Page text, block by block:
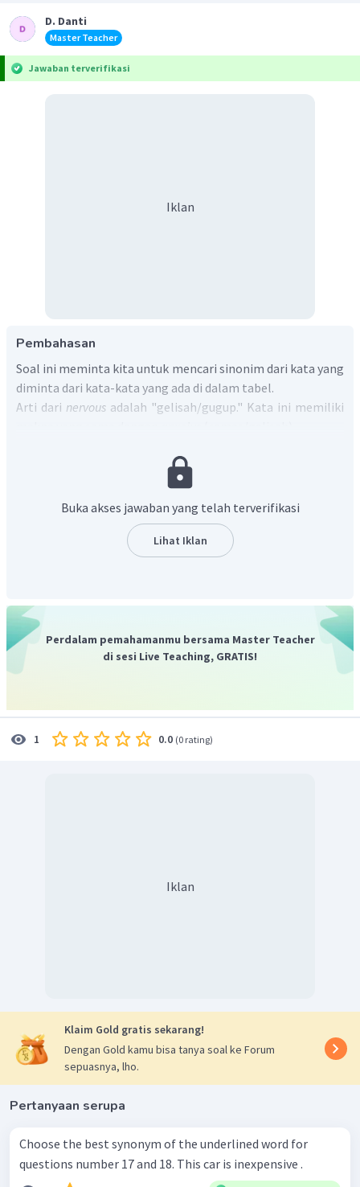
D. Danti
Master Teacher
Jawaban terverifikasi
Iklan
Pembahasan
Soal ini meminta kita untuk mencari sinonim dari kata yang
diminta dari kata-kata yang ada di dalam tabel.
Arti dari nervous adalah "gelisah/gugup." Kata ini memiliki
Buka akses jawaban yang telah terverifikasi
Lihat Iklan
Perdalam pemahamanmu bersama Master Teacher
di sesi Live Teaching, GRATIS!
1 0.0 (0 rating)
Iklan
Klaim Gold gratis sekarang!
Dengan Gold kamu bisa tanya soal ke Forum
sepuasnya, lho.
Pertanyaan serupa
Choose the best synonym of the underlined word for
questions number 17 and 18. This car is inexpensive .